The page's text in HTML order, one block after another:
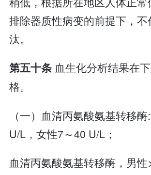
排除器质性病变的前提下，不
汰。
第五十条血生化分析结果在
格。
（一）血清丙氨酸氨基转移
U/L，女性7～40 U/L；
血清丙氨酸氨基转移酶，男性